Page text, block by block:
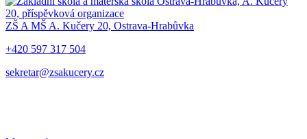
ZŠ A MŠ A. Kučery 20, Ostrava-Hrabůvka
+420 597 317 504
sekretar@zsakucery.cz